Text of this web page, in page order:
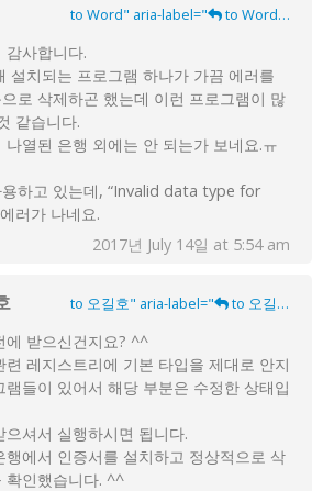
to Word" aria-label=" to Word">
감사합니다.
설치되는 프로그램 하나가 가끔 에러를
로 삭제하곤 했는데 이런 프로그램이 많
같습니다.
나열된 은행 외에는 안 되는가 보네요.ㅠ
하고 있는데, “Invalid data type for
러가 나네요.
2017년 July 14일 at 5:54 am
to 오길호" aria-label=" to 오길호">
에 받으신건지요? ^^
련 레지스트리에 기본 타입을 제대로 안지
램들이 있어서 해당 부분은 수정한 상태입
으셔서 실행하시면 됩니다.
행에서 인증서를 설치하고 정상적으로 삭
확인했습니다. ^^